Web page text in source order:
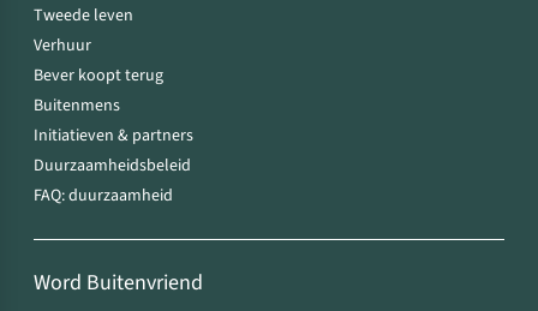
Tweede leven
Verhuur
Bever koopt terug
Buitenmens
Initiatieven & partners
Duurzaamheidsbeleid
FAQ: duurzaamheid
Word Buitenvriend